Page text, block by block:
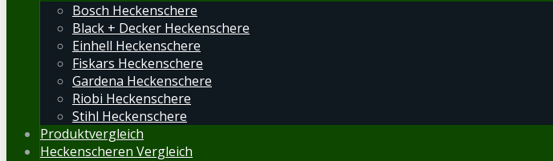
Bosch Heckenschere
Black + Decker Heckenschere
Einhell Heckenschere
Fiskars Heckenschere
Gardena Heckenschere
Riobi Heckenschere
Stihl Heckenschere
Produktvergleich
Heckenscheren Vergleich